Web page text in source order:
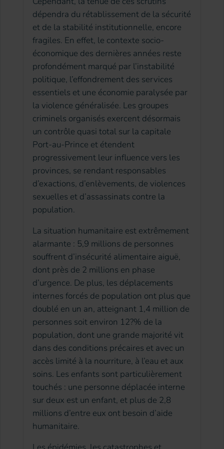
dépendra du rétablissement de la sécurité
et de la stabilité institutionnelle, encore
fragiles. En effet, le contexte socio-
économique des dernières années reste
profondément marqué par l’instabilité
politique, l’effondrement des services
essentiels et une économie paralysée par
la violence généralisée. Les groupes
criminels organisés exercent désormais
un contrôle quasi total sur la capitale
Port-au-Prince et étendent
progressivement leur influence vers les
provinces, se rendant responsables
d’exactions, d’enlèvements, de violences
sexuelles et d’assassinats contre la
population.
La situation humanitaire est extrêmement
alarmante : 5,9 millions de personnes
souffrent d’insécurité alimentaire aiguë,
dont près de 2 millions en phase
d’urgence. De plus, les déplacements
internes forcés de population ont plus que
doublé en un an, atteignant 1,4 million de
personnes soit environ 12?% de la
population, dont une grande majorité vit
dans des conditions précaires et avec un
accès limité à la nourriture, à l’eau et aux
soins. Les enfants sont particulièrement
touchés : une personne déplacée interne
sur deux est un enfant, et plus de 2,8
millions d’entre eux ont besoin d’aide
humanitaire.